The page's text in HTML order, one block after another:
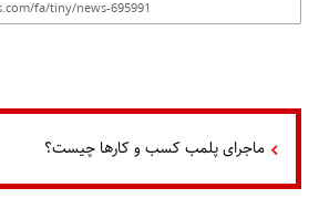
ماجرای پلمب کسب و کارها چیست؟